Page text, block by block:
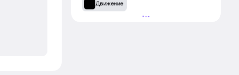
Движение